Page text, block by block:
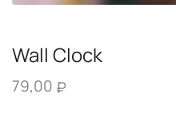
Wall Clock
79,00 ₽